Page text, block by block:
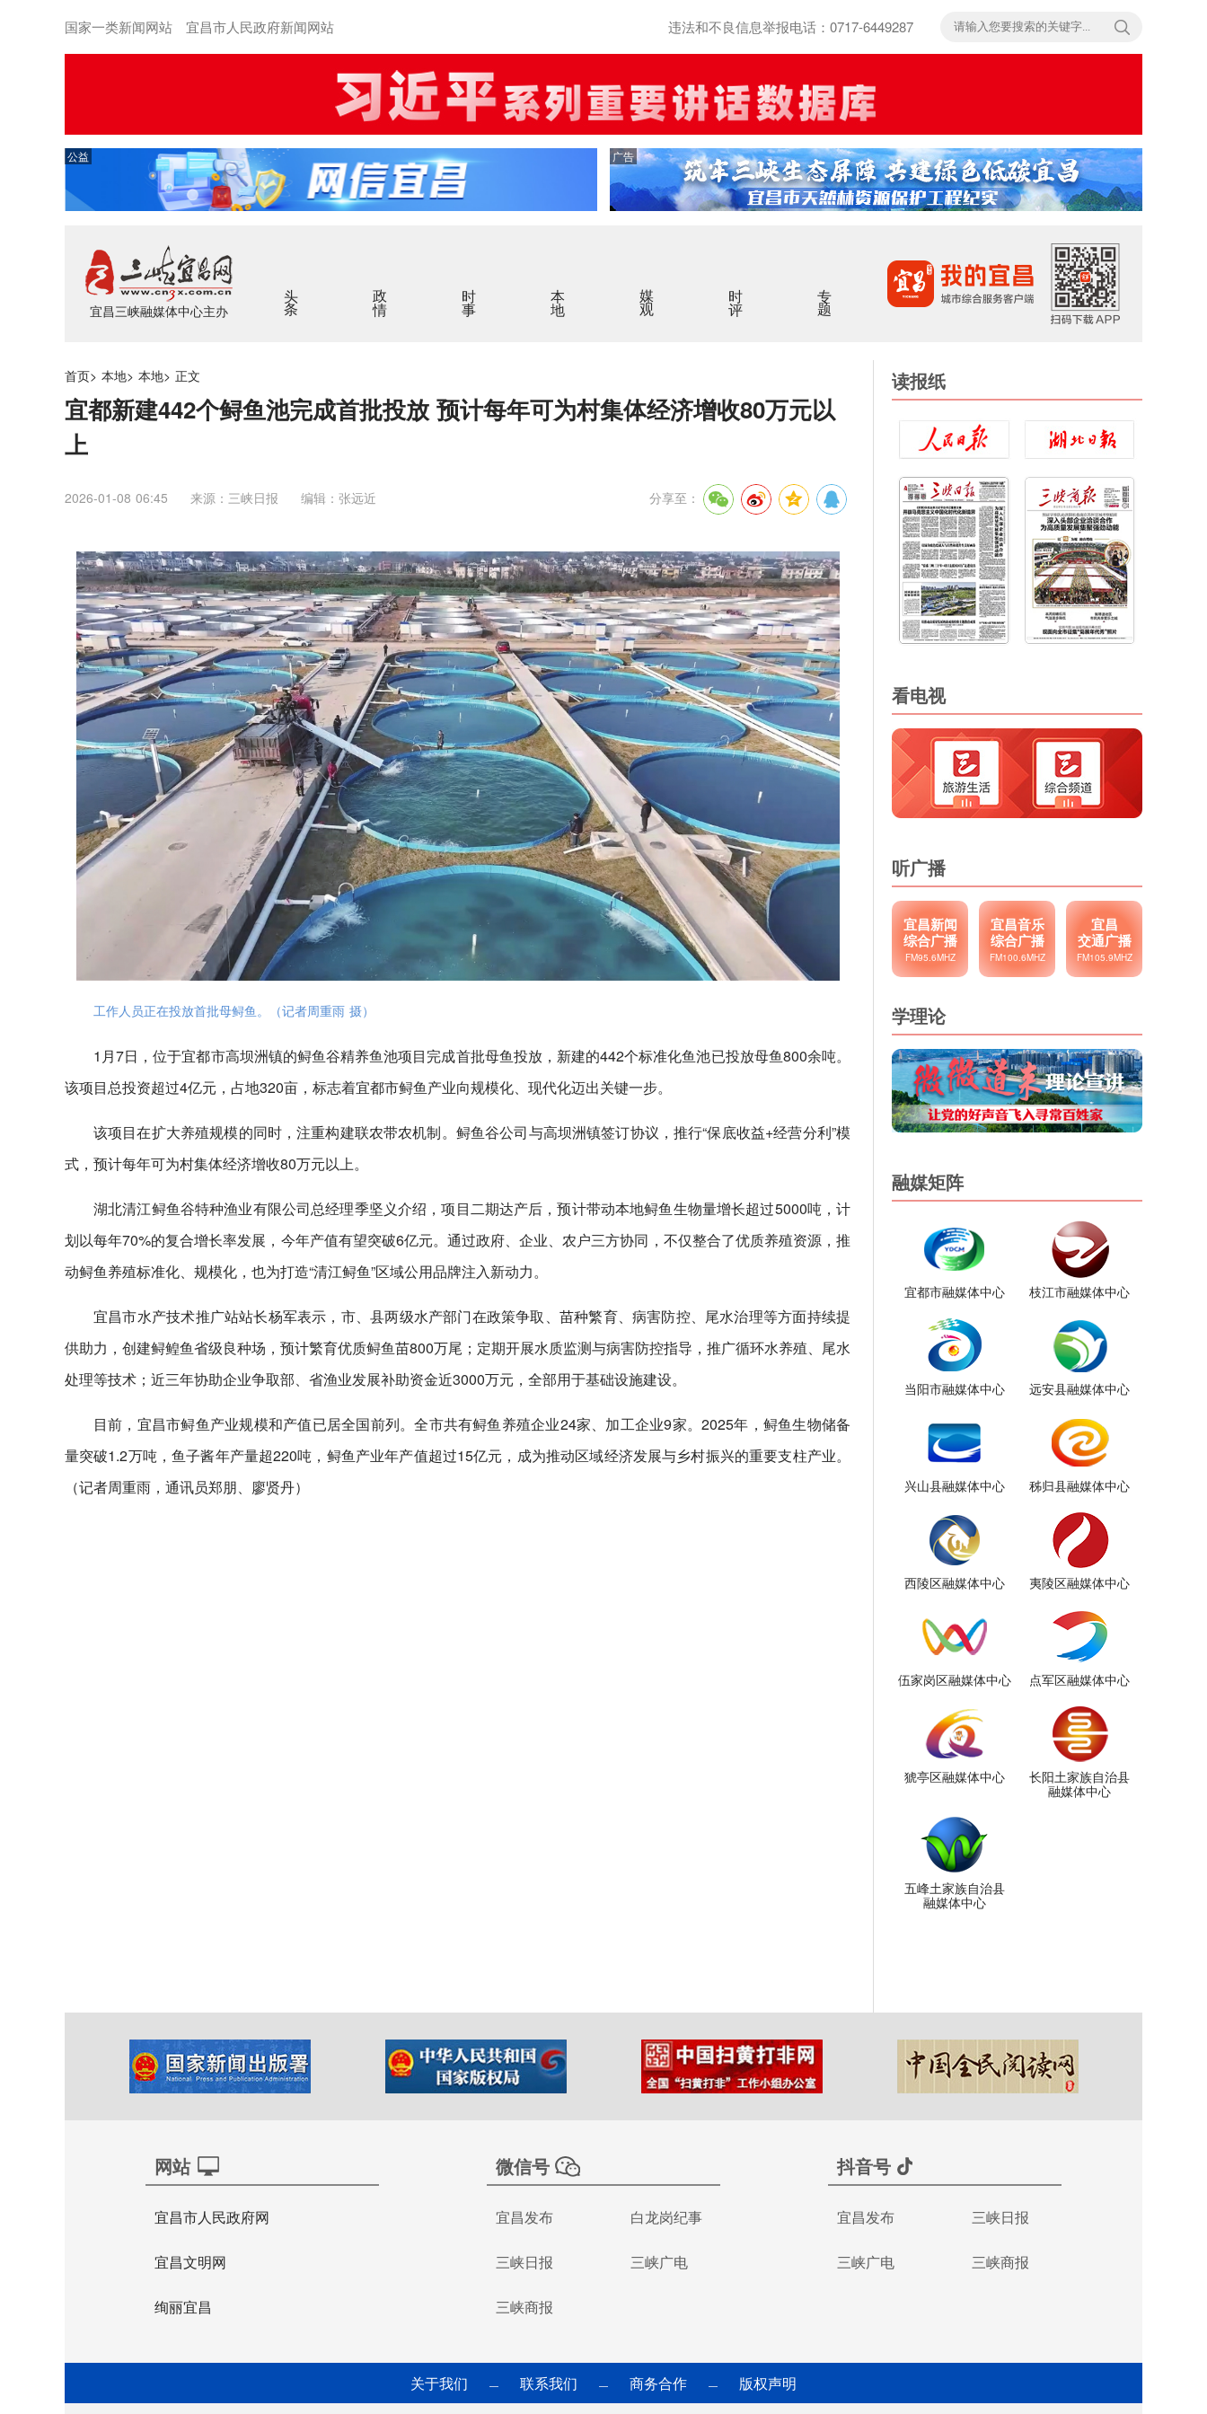
国家一类新闻网站 宜昌市人民政府新闻网站 违法和不良信息举报电话：0717-6449287
公益 广告
宜昌三峡融媒体中心主办
头条 政情 时事 本地 媒观 时评 专题
首页> 本地> 本地> 正文
宜都新建442个鲟鱼池完成首批投放 预计每年可为村集体经济增收80万元以
上
2026-01-08 06:45 来源：三峡日报 编辑：张远近 分享至：
工作人员正在投放首批母鲟鱼。（记者周重雨 摄）
1月7日，位于宜都市高坝洲镇的鲟鱼谷精养鱼池项目完成首批母鱼投放，新建的442个标准化鱼池已投放母鱼800余吨。
该项目总投资超过4亿元，占地320亩，标志着宜都市鲟鱼产业向规模化、现代化迈出关键一步。
该项目在扩大养殖规模的同时，注重构建联农带农机制。鲟鱼谷公司与高坝洲镇签订协议，推行“保底收益+经营分利”模
式，预计每年可为村集体经济增收80万元以上。
湖北清江鲟鱼谷特种渔业有限公司总经理季坚义介绍，项目二期达产后，预计带动本地鲟鱼生物量增长超过5000吨，计
划以每年70%的复合增长率发展，今年产值有望突破6亿元。通过政府、企业、农户三方协同，不仅整合了优质养殖资源，推
动鲟鱼养殖标准化、规模化，也为打造“清江鲟鱼”区域公用品牌注入新动力。
宜昌市水产技术推广站站长杨军表示，市、县两级水产部门在政策争取、苗种繁育、病害防控、尾水治理等方面持续提
供助力，创建鲟鳇鱼省级良种场，预计繁育优质鲟鱼苗800万尾；定期开展水质监测与病害防控指导，推广循环水养殖、尾水
处理等技术；近三年协助企业争取部、省渔业发展补助资金近3000万元，全部用于基础设施建设。
目前，宜昌市鲟鱼产业规模和产值已居全国前列。全市共有鲟鱼养殖企业24家、加工企业9家。2025年，鲟鱼生物储备
量突破1.2万吨，鱼子酱年产量超220吨，鲟鱼产业年产值超过15亿元，成为推动区域经济发展与乡村振兴的重要支柱产业。
（记者周重雨，通讯员郑朋、廖贤丹）
读报纸
看电视
听广播
宜昌新闻
综合广播
FM95.6MHZ
宜昌音乐
综合广播
FM100.6MHZ
宜昌
交通广播
FM105.9MHZ
学理论
融媒矩阵
宜都市融媒体中心 枝江市融媒体中心
当阳市融媒体中心 远安县融媒体中心
兴山县融媒体中心 秭归县融媒体中心
西陵区融媒体中心 夷陵区融媒体中心
伍家岗区融媒体中心 点军区融媒体中心
猇亭区融媒体中心
长阳土家族自治县
融媒体中心
五峰土家族自治县
融媒体中心
网站
宜昌市人民政府网
宜昌文明网
绚丽宜昌
微信号
宜昌发布 白龙岗纪事
三峡日报 三峡广电
三峡商报
抖音号
宜昌发布 三峡日报
三峡广电 三峡商报
关于我们 — 联系我们 — 商务合作 — 版权声明